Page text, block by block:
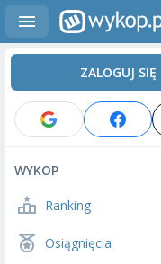
ZALOGUJ SIĘ
WYKOP
Ranking
Osiągnięcia